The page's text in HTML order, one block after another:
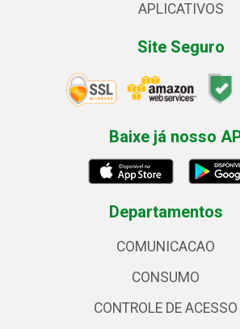
APLICATIVOS
Site Seguro
Baixe já nosso
Departamentos
COMUNICACAO
CONSUMO
CONTROLE DE ACESSO